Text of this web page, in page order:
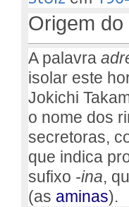
Origem do
A palavra
isolar este
Jokichi
o nome dos
secretoras,
que indica
sufixo -ina,
(as aminas).